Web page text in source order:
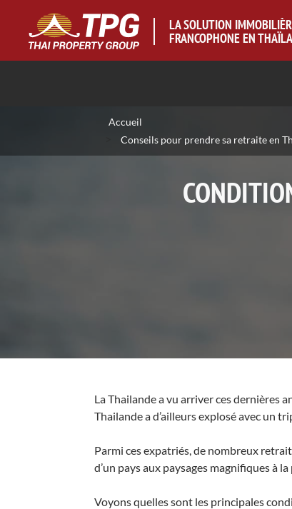
LA SOLUTION
FRANCOPHONE EN
Accueil
Conseils pour prendre sa retraite en
La Thailande a vu arriver ces dernières
Thailande a d’ailleurs explosé avec un
Parmi ces expatriés, de nombreux
d’un pays aux paysages magnifiques à
Voyons quelles sont les principales